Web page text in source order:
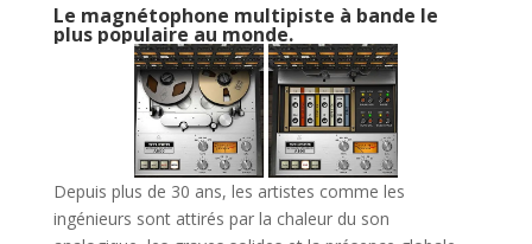
Le magnétophone multipiste à bande le
plus populaire au monde.
Depuis plus de 30 ans, les artistes comme les
ingénieurs sont attirés par la chaleur du son